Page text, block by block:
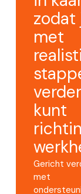
zodat
met
verder
kunt
Gericht
met